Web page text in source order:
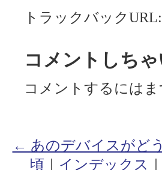
トラックバック
コメントしち
コメントするにはま
← あのデバイスがど
頃 ｜ インデックス ｜